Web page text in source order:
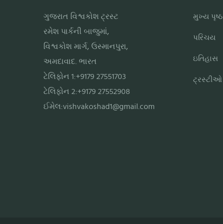
ગુજરાત વિશ્વકોશ ટ્રસ્ટ
રમેશ પાર્કની બાજુમાં,
વિશ્વકોશ માર્ગ, ઉસ્માનપુરા,
અમદાવાદ. ભારત
ટેલિફોન 1:+9179 27551703
ટેલિફોન 2:+9179 27552908
ઈમેલ:vishvakoshad1@gmail.com
મુખ્ય પૃષ્ઠ
પરિચય
ઇતિહાસ
ટ્રસ્ટીઓ